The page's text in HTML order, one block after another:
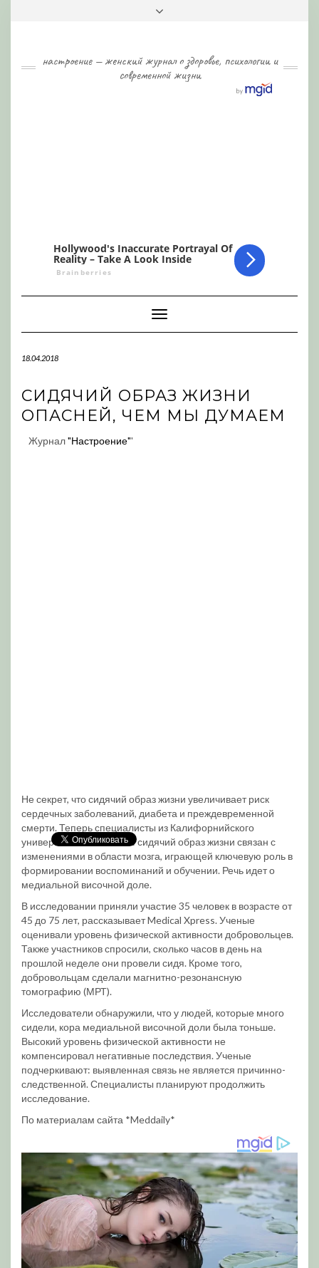
настроение — женский журнал о здоровье, психологии и
современной жизни
Toggle
Navigation
18.04.2018
СИДЯЧИЙ ОБРАЗ ЖИЗНИ
ОПАСНЕЙ, ЧЕМ МЫ ДУМАЕМ
Журнал"Настроение"'
Не секрет, что сидячий образ жизни увеличивает риск
сердечных заболеваний, диабета и преждевременной
смерти. Теперь специалисты из Калифорнийского
университета выяснили: сидячий образ жизни связан с
изменениями в области мозга, играющей ключевую роль в
формировании воспоминаний и обучении. Речь идет о
медиальной височной доле.
В исследовании приняли участие 35 человек в возрасте от
45 до 75 лет, рассказывает Medical Xpress. Ученые
оценивали уровень физической активности добровольцев.
Также участников спросили, сколько часов в день на
прошлой неделе они провели сидя. Кроме того,
добровольцам сделали магнитно-резонансную
томографию (МРТ).
Исследователи обнаружили, что у людей, которые много
сидели, кора медиальной височной доли была тоньше.
Высокий уровень физической активности не
компенсировал негативные последствия. Ученые
подчеркивают: выявленная связь не является причинно-
следственной. Специалисты планируют продолжить
исследование.
По материалам сайта *Meddaily*